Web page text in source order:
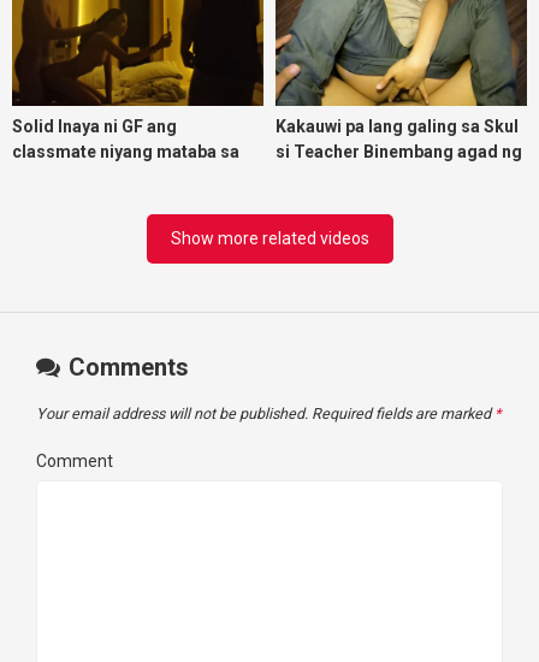
Solid Inaya ni GF ang
classmate niyang mataba sa
Kakauwi pa lang galing sa Skul
si Teacher Binembang agad ng
Show more related videos
Comments
Your email address will not be published. Required fields are marked *
Comment